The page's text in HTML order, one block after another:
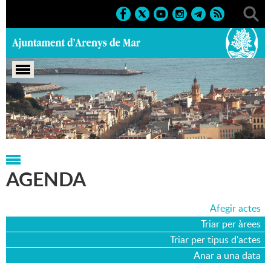
Portada > Agenda > 21-12-2000
AGENDA
Afegir actes
Triar per àrees
Triar per tipus d'actes
Anar a una data